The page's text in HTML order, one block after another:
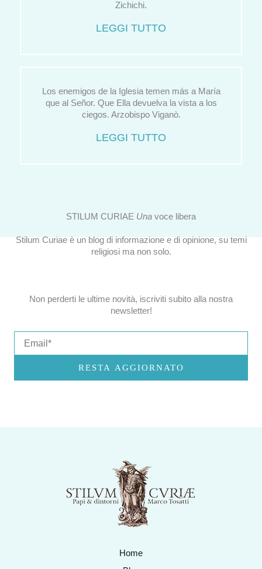
Zichichi.
LEGGI TUTTO
Los enemigos de la Iglesia temen más a María
que al Señor. Que Ella devuelva la vista a los
ciegos. Arzobispo Viganò.
LEGGI TUTTO
STILUM CURIAE Una voce libera
Stilum Curiae è un blog di informazione e di opinione, su temi
religiosi ma non solo.
Non perderti le ultime novità, iscriviti subito alla nostra
newsletter!
RESTA AGGIORNATO
Home